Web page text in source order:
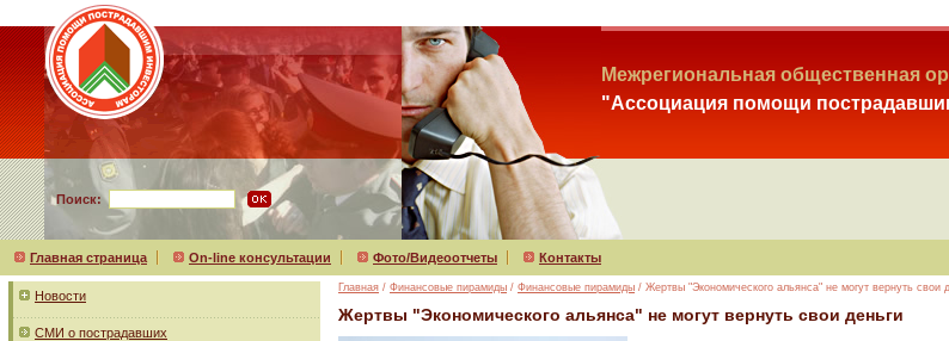
Межрегиональная общественная
"Ассоциация помощи
Поиск:
Главная страница On-line консультации Фото/Видеоотчеты Контакты
Новости
СМИ о пострадавших
Главная / Финансовые пирамиды / Финансовые пирамиды / Жертвы "Экономического альянса" не могут вернуть свои
Жертвы "Экономического альянса" не могут вернуть свои деньги